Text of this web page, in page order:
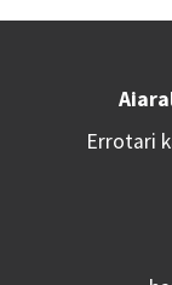
Errotari